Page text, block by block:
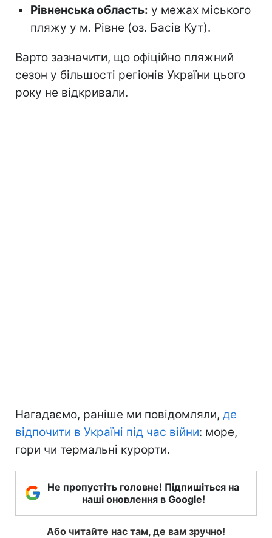
Рівненська область: у межах міського
пляжу у м. Рівне (оз. Басів Кут).
Варто зазначити, що офіційно пляжний
сезон у більшості регіонів України цього
року не відкривали.
Нагадаємо, раніше ми повідомляли, де
відпочити в Україні під час війни: море,
гори чи термальні курорти.
Не пропустіть головне! Підпишіться на
наші оновлення в Google!
Або читайте нас там, де вам зручно!